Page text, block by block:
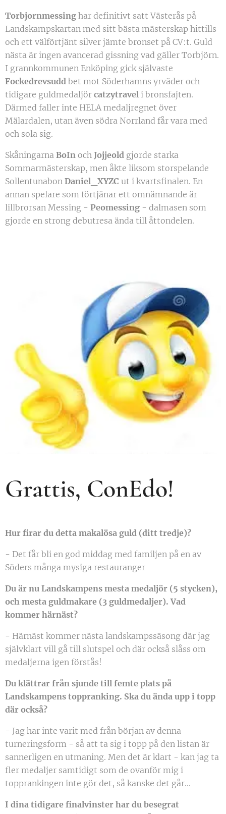
Torbjornmessing har definitivt satt Västerås på
Landskampskartan med sitt bästa mästerskap hittills
och ett välförtjänt silver jämte bronset på CV:t. Guld
nästa är ingen avancerad gissning vad gäller Torbjörn.
I grannkommunen Enköping gick självaste
Fockedrevsudd bet mot Söderhamns yrväder och
tidigare guldmedaljör catzytravel i bronsfajten.
Därmed faller inte HELA medaljregnet över
Mälardalen, utan även södra Norrland får vara med
och sola sig.
Skåningarna BoIn och Jojjeold gjorde starka
Sommarmästerskap, men åkte liksom storspelande
Sollentunabon Daniel_XYZC ut i kvartsfinalen. En
annan spelare som förtjänar ett omnämnande är
lillbrorsan Messing - Peomessing - dalmasen som
gjorde en strong debutresa ända till åttondelen.
Grattis, ConEdo!
Hur firar du detta makalösa guld (ditt tredje)?
- Det får bli en god middag med familjen på en av
Söders många mysiga restauranger 😊
Du är nu Landskampens mesta medaljör (5 stycken),
och mesta guldmakare (3 guldmedaljer). Vad
kommer härnäst?
- Härnäst kommer nästa landskampssäsong där jag
självklart vill gå till slutspel och där också slåss om
medaljerna igen förstås!
Du klättrar från sjunde till femte plats på
Landskampens toppranking. Ska du ända upp i topp
där också?
- Jag har inte varit med från början av denna
turneringsform - så att ta sig i topp på den listan är
sannerligen en utmaning. Men det är klart - kan jag ta
fler medaljer samtidigt som de ovanför mig i
topprankingen inte gör det, så kanske det går...
I dina tidigare finalvinster har du besegrat